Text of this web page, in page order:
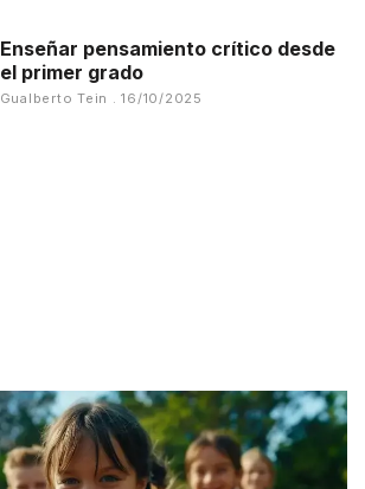
Enseñar pensamiento crítico desde
el primer grado
Gualberto Tein 16/10/2025